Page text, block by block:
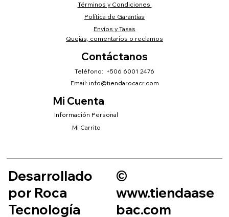
Términos y Condiciones
Envíos y Tasas
Política de Garantías
Quejas, comentarios o reclamos
Mi Cuenta
Información Personal
Mi Carrito
Contáctanos
Teléfono: +506 6001 2476
Email: info@tiendarocacr.com
Desarrollado
por Roca
Tecnología
©
www.tiendaase
bac.com